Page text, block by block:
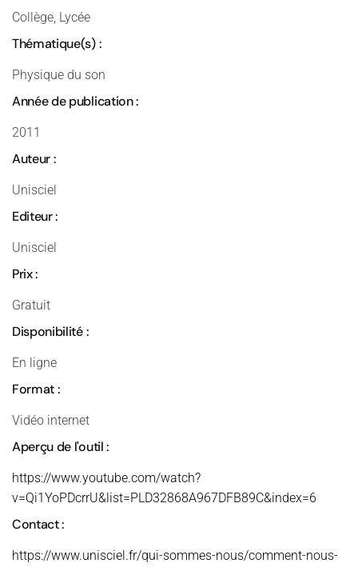
Collège, Lycée
Thématique(s) :
Physique du son
Année de publication :
2011
Auteur :
Unisciel
Editeur :
Unisciel
Prix :
Gratuit
Disponibilité :
En ligne
Format :
Vidéo internet
Aperçu de l'outil :
https://www.youtube.com/watch?
v=Qi1YoPDcrrU&list=PLD32868A967DFB89C&index=6
Contact :
https://www.unisciel.fr/qui-sommes-nous/comment-nous-